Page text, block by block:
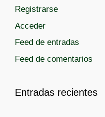
Registrarse
Acceder
Feed de entradas
Feed de comentarios
Entradas recientes